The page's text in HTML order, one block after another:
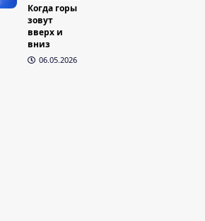
Когда горы
зовут
вверх и
вниз
06.05.2026